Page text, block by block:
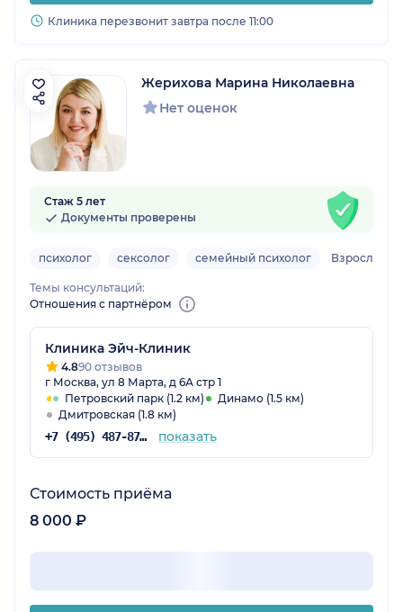
Клиника перезвонит завтра после 11:00
Жерихова Марина Николаевна
Нет оценок
Стаж 5 лет
Документы проверены
психолог сексолог семейный психолог Взрослый
Темы консультаций:
Отношения с партнёром
Клиника Эйч-Клиник
4.890 отзывов
г Москва, ул 8 Марта, д 6А стр 1
Петровский парк (1.2 км)
Динамо (1.5 км)
Дмитровская (1.8 км)
+7 (495) 487-87-91 показать
Стоимость приёма
8 000 ₽